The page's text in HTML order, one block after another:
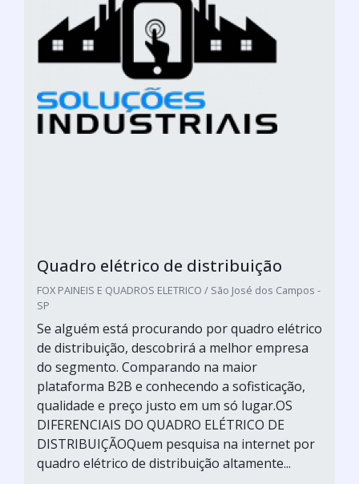
Quadro elétrico de distribuição
FOX PAINEIS E QUADROS ELETRICO / São José dos Campos -
SP
Se alguém está procurando por quadro elétrico
de distribuição, descobrirá a melhor empresa
do segmento. Comparando na maior
plataforma B2B e conhecendo a sofisticação,
qualidade e preço justo em um só lugar.OS
DIFERENCIAIS DO QUADRO ELÉTRICO DE
DISTRIBUIÇÃOQuem pesquisa na internet por
quadro elétrico de distribuição altamente...